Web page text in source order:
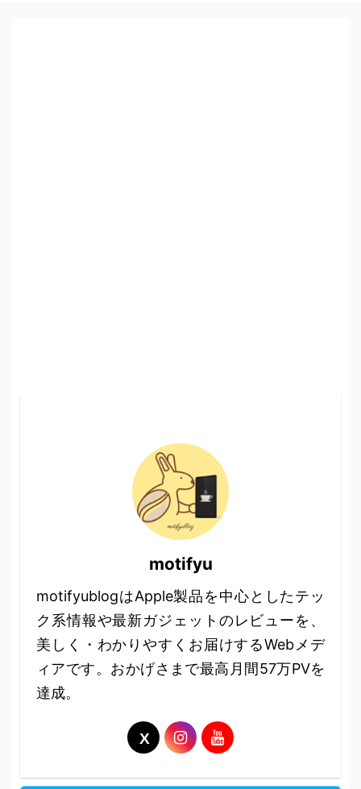
motifyu
motifyublogはApple製品を中心としたテッ
ク系情報や最新ガジェットのレビューを、
美しく・わかりやすくお届けするWebメデ
ィアです。おかげさまで最高月間57万PVを
達成。